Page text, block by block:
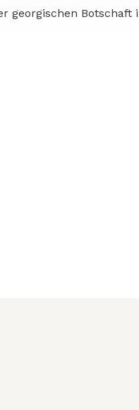
georgischen